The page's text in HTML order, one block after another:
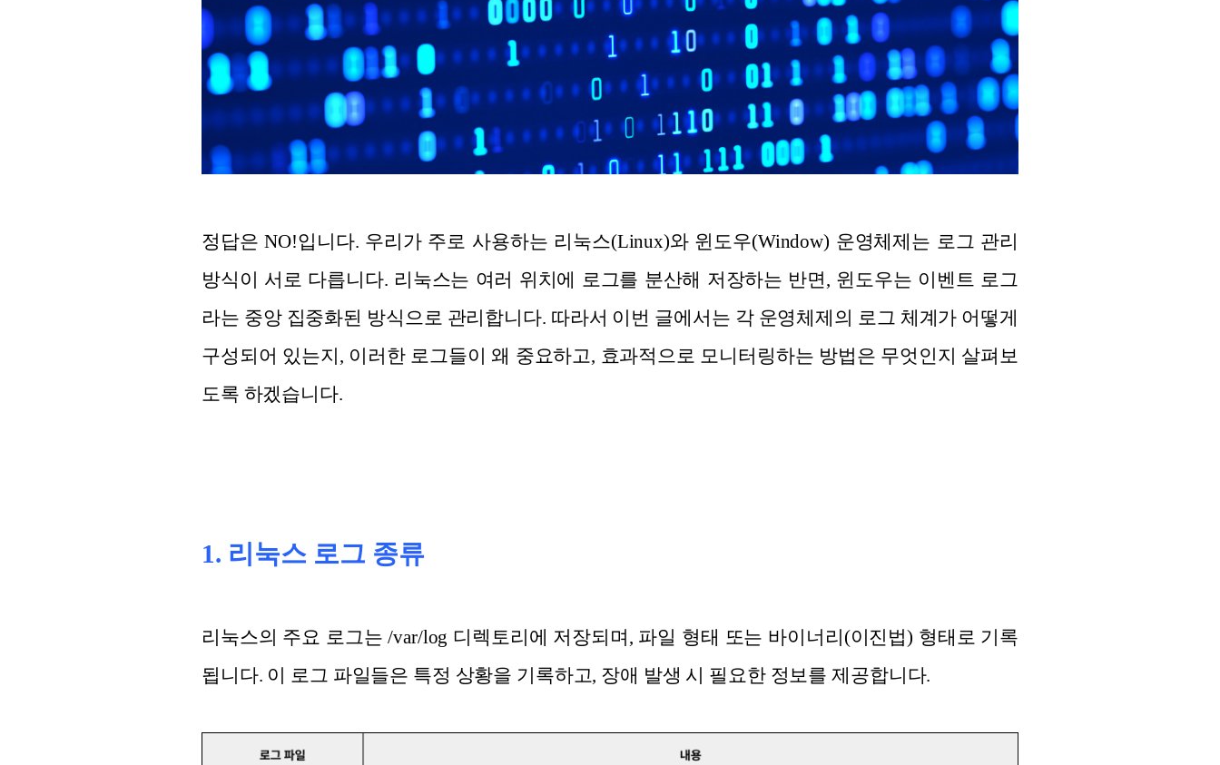
정답은 NO!입니다. 우리가 주로 사용하는 리눅스(Linux)와 윈도우(Window) 운영체제는 로그 관리
방식이 서로 다릅니다. 리눅스는 여러 위치에 로그를 분산해 저장하는 반면, 윈도우는 이벤트 로그
라는 중앙 집중화된 방식으로 관리합니다. 따라서 이번 글에서는 각 운영체제의 로그 체계가 어떻게
구성되어 있는지, 이러한 로그들이 왜 중요하고, 효과적으로 모니터링하는 방법은 무엇인지 살펴보
도록 하겠습니다.
1. 리눅스 로그 종류
리눅스의 주요 로그는 /var/log 디렉토리에 저장되며, 파일 형태 또는 바이너리(이진법) 형태로 기록
됩니다. 이 로그 파일들은 특정 상황을 기록하고, 장애 발생 시 필요한 정보를 제공합니다.